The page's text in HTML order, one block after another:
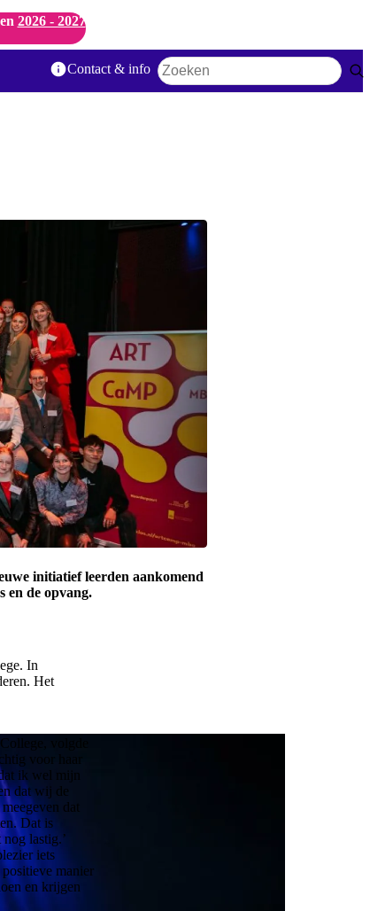
2026 - 2027
Contact & info
Zoekwoord
initiatief leerden aankomend
en de opvang.
In
Het
volgde
voor haar
ik wel mijn
dat wij de
dat
Dat is
lastig.’
iets
manier
en krijgen